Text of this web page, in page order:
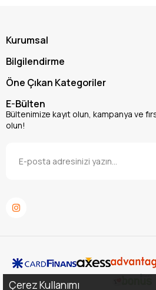
Kurumsal
Bilgilendirme
Öne Çıkan Kategoriler
E-Bülten
Bültenimize kayıt olun, kampanya ve
olun!
Çerez Kullanımı